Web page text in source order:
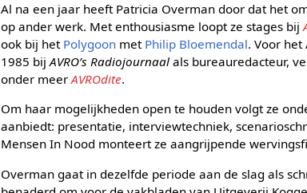
Al na een jaar heeft Patricia Overman door dat het
op ander werk. Met enthousiasme loopt ze stages bij
ook bij het Polygoon met Philip Bloemendal. Voor
1985 bijAVRO’s Radiojournaal als bureauredacteur,
onder meerAVROdite.
Om haar mogelijkheden open te houden volgt ze
aanbiedt: presentatie, interviewtechniek,
Mensen In Nood monteert ze aangrijpende
Overman gaat in dezelfde periode aan de slag als